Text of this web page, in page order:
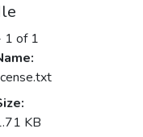
1 of 1
KB